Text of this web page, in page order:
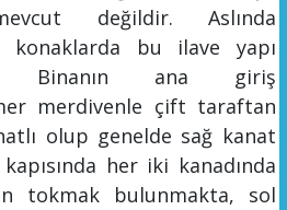
değildir. Aslında
konaklarda bu ilave yapı
Binanın ana giriş
merdivenle çift taraftan
olup genelde sağ kanat
her iki kanadında
tokmak bulunmakta, sol